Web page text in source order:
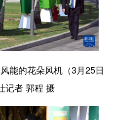
能的花朵风机（3月25日
记者 郭程 摄